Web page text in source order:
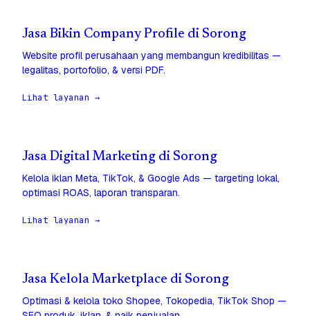
Jasa Bikin Company Profile di Sorong
Website profil perusahaan yang membangun kredibilitas —
legalitas, portofolio, & versi PDF.
Lihat layanan →
Jasa Digital Marketing di Sorong
Kelola iklan Meta, TikTok, & Google Ads — targeting lokal,
optimasi ROAS, laporan transparan.
Lihat layanan →
Jasa Kelola Marketplace di Sorong
Optimasi & kelola toko Shopee, Tokopedia, TikTok Shop —